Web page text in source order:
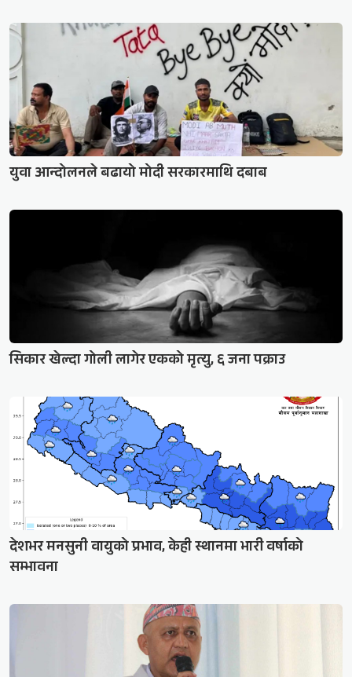
युवा आन्दोलनले बढायो मोदी सरकारमाथि दबाब
सिकार खेल्दा गोली लागेर एकको मृत्यु, ६ जना पक्राउ
देशभर मनसुनी वायुको प्रभाव, केही स्थानमा भारी वर्षाको
सम्भावना